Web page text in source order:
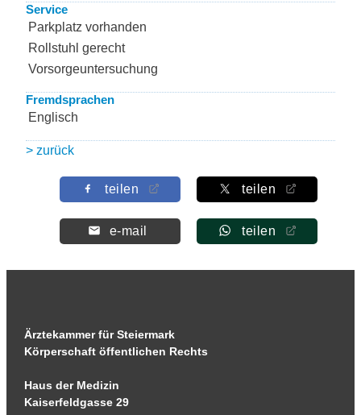
Service
Parkplatz vorhanden
Rollstuhl gerecht
Vorsorgeuntersuchung
Fremdsprachen
Englisch
> zurück
teilen teilen
e-mail teilen
Ärztekammer für Steiermark
Körperschaft öffentlichen Rechts
Haus der Medizin
Kaiserfeldgasse 29